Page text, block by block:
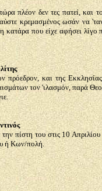
πλέον δεν τες πατεί,
κρεμασμένος ωσάν να
που είχε αφήσει λίγο
πρόεδρον, και της
τον 'ιλασμόν, παρά
πίστη του στις 10
ή Κων/πολή.